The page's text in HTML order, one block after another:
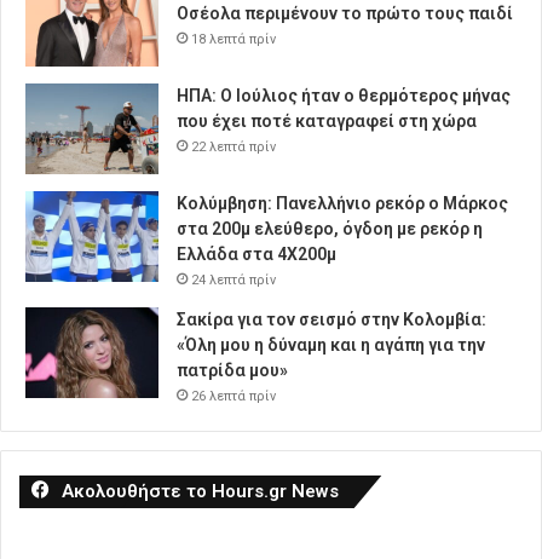
Οσέολα περιμένουν το πρώτο τους παιδί
18 λεπτά πρίν
ΗΠΑ: Ο Ιούλιος ήταν ο θερμότερος μήνας
που έχει ποτέ καταγραφεί στη χώρα
22 λεπτά πρίν
Κολύμβηση: Πανελλήνιο ρεκόρ ο Μάρκος
στα 200μ ελεύθερο, όγδοη με ρεκόρ η
Ελλάδα στα 4Χ200μ
24 λεπτά πρίν
Σακίρα για τον σεισμό στην Κολομβία:
«Όλη μου η δύναμη και η αγάπη για την
πατρίδα μου»
26 λεπτά πρίν
Ακολουθήστε το Hours.gr News